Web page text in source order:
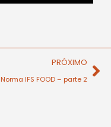
PRÓXIMO
Norma IFS FOOD – parte 2